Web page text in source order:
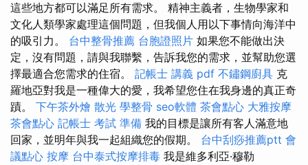
這些地方都可以滿足所有需求。 精神主義者，生物學家和
文化人類學家處理這個問題，但我個人用以下事情向海洋中
的吸引力。 台中整骨推薦 台胞證照片 如果您不能做出決
定，沒有問題，請與我聯繫，告訴我您的需求，並幫助您選
擇最適合您需求的住宿。 記帳士 講義 pdf 不鏽鋼廚具 克
羅地亞對我是一種偉大的愛，我希望您住在我身邊的真正奇
蹟。 下午茶外燴 散光 學整骨 seo軟體 茶會點心 大雅按摩
茶會點心 記帳士 考試 準備 我的目標是讓所有客人滿意地
回家，並明年與我一起組織您的假期。 台中刮痧推薦ptt 會
議點心 按摩 台中泰式按摩排毒 我是維多利亞·穆勒